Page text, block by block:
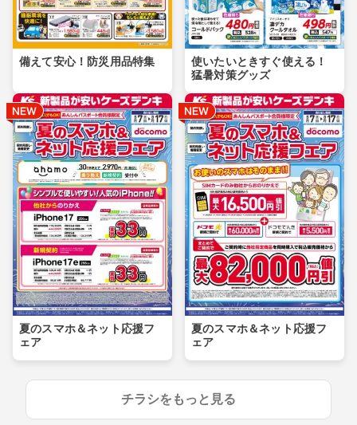
備えて安心！防災用品特集
使いたいときすぐ使える！
猛暑対策グッズ
夏のスマホ＆ネット応援フ
ェア
夏のスマホ＆ネット応援フ
ェア
チラシをもっと見る